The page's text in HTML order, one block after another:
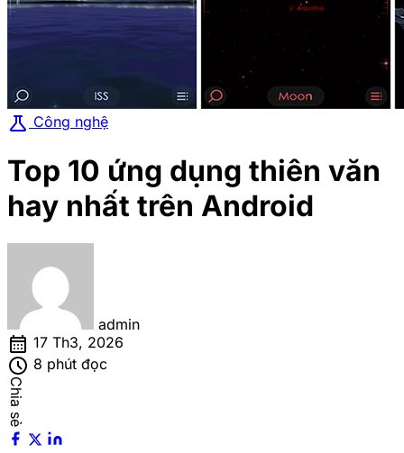
science Công nghệ
Top 10 ứng dụng thiên văn
hay nhất trên Android
admin
calendar_month 17 Th3, 2026
schedule 8 phút đọc
Chia sẻ